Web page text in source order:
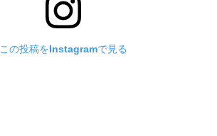
この投稿をInstagramで見る